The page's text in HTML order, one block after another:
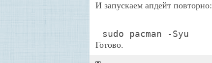
И запускаем апдейт повторно:
sudo pacman -Syu
Готово.